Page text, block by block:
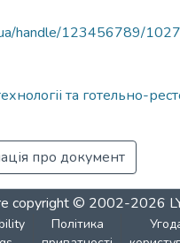
handle/123456789/
та готельно-
про документ
copyright © 2002-2026
Політика